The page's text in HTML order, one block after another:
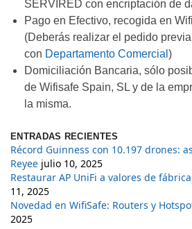
SERVIRED con encriptación de
Pago en Efectivo, recogida en
(Deberás realizar el pedido
con Departamento Comercial )
Domiciliación Bancaria, sólo
de Wifisafe Spain, SL y de la
la misma.
ENTRADAS RECIENTES
Récord Guinness con 10.197 drones:
Reyee julio 10, 2025
Restaurar AP UniFi a valores de
11, 2025
Novedad en WifiSafe: Routers y
2025